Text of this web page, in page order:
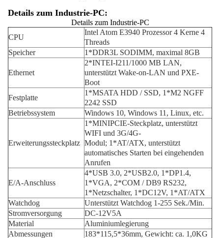
Details zum Industrie-PC:
Details zum Industrie-PC
CPU
Intel Atom E3940 Prozessor 4 Kerne 4
Threads
Speicher
1*DDR3L SODIMM, maximal 8GB
Ethernet
2*INTEI-I211/1000 MB LAN,
unterstützt Wake-on-LAN und PXE-
Boot
Festplatte
1*MSATA HDD / SSD, 1*M2 NGFF
2242 SSD
Betriebssystem
Windows 10, Windows 11, Linux, etc.
Erweiterungssteckplatz
1*MINIPCIE-Steckplatz, unterstützt
WIFI und 3G/4G-
Modul; 1*AT/ATX, unterstützt
automatisches Starten bei eingehenden
Anrufen
E/A-Anschluss
4*USB 3.0, 2*USB2.0, 1*DP1.4,
1*VGA, 2*COM / DB9 RS232,
1*Netzschalter, 1*DC12V, 1*AT/ATX
Watchdog
Unterstützt Watchdog 1-255 Sek./Min.
Stromversorgung
DC-12V5A
Material
Aluminiumlegierung
Abmessungen
183*115,5*36mm, Gewicht: ca. 1,0KG